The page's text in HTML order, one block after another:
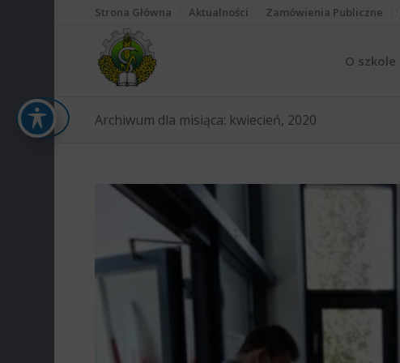
Strona Główna Aktualności Zamówienia Publiczne
O szkole
Archiwum dla misiąca: kwiecień, 2020